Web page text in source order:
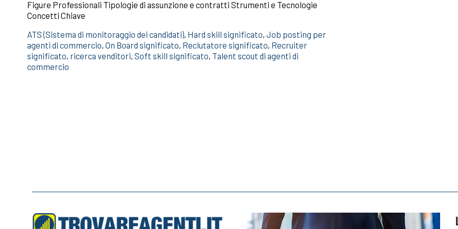
Figure Professionali Tipologie di assunzione e contratti Strumenti e Tecnologie
Concetti Chiave
ATS (Sistema di monitoraggio dei candidati), Hard skill significato, Job posting per
agenti di commercio, On Board significato, Reclutatore significato, Recruiter
significato, ricerca venditori, Soft skill significato, Talent scout di agenti di
commercio